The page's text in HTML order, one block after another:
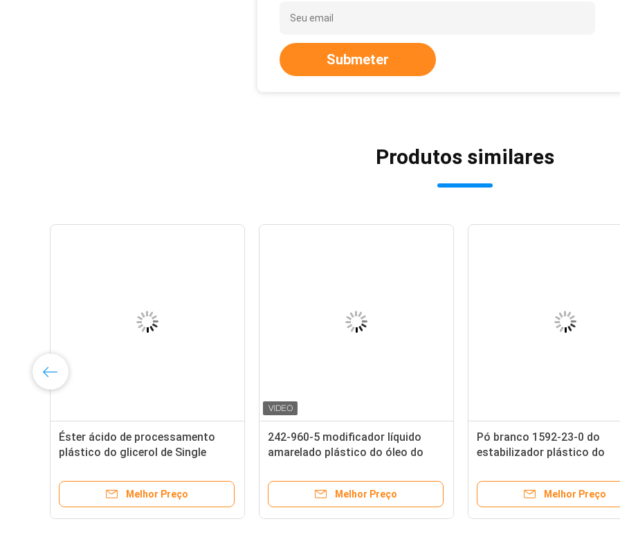
Submeter
Produtos similares
Éster ácido de processamento
plástico do glicerol de Single
formação de espuma de EPE
Melhor Preço
242-960-5 modificador líquido
amarelado plástico do óleo do
dos modificadores
Melhor Preço
Pó branco 1592-23-0 do
estabilizador plástico do
Melhor Preço